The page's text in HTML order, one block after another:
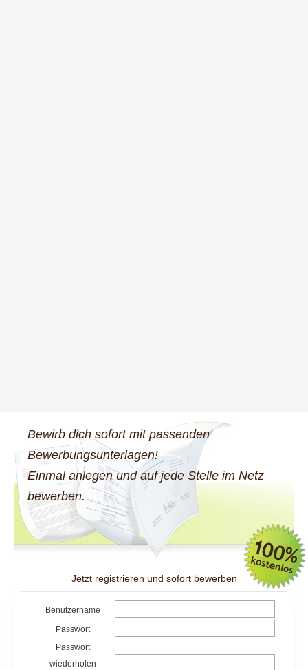
Bewirb dich sofort mit passenden
Bewerbungsunterlagen!
Einmal anlegen und auf jede Stelle im Netz
bewerben.
Jetzt registrieren und sofort bewerben
Benutzername
Passwort
Passwort
wiederholen